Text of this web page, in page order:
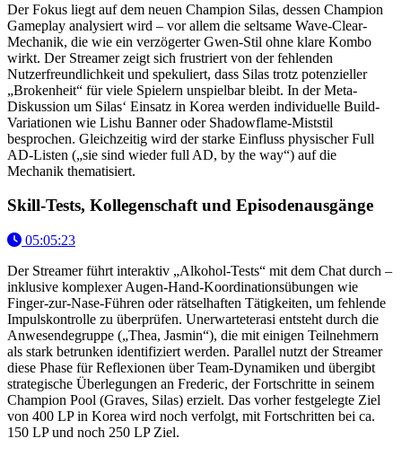
Der Fokus liegt auf dem neuen Champion Silas, dessen Champion
Gameplay analysiert wird – vor allem die seltsame Wave-Clear-
Mechanik, die wie ein verzögerter Gwen-Stil ohne klare Kombo
wirkt. Der Streamer zeigt sich frustriert von der fehlenden
Nutzerfreundlichkeit und spekuliert, dass Silas trotz potenzieller
„Brokenheit“ für viele Spielern unspielbar bleibt. In der Meta-
Diskussion um Silas‘ Einsatz in Korea werden individuelle Build-
Variationen wie Lishu Banner oder Shadowflame-Miststil
besprochen. Gleichzeitig wird der starke Einfluss physischer Full
AD-Listen („sie sind wieder full AD, by the way“) auf die
Mechanik thematisiert.
Skill-Tests, Kollegenschaft und Episodenausgänge
05:05:23
Der Streamer führt interaktiv „Alkohol-Tests“ mit dem Chat durch –
inklusive komplexer Augen-Hand-Koordinationsübungen wie
Finger-zur-Nase-Führen oder rätselhaften Tätigkeiten, um fehlende
Impulskontrolle zu überprüfen. Unerwarteterasi entsteht durch die
Anwesendegruppe („Thea, Jasmin“), die mit einigen Teilnehmern
als stark betrunken identifiziert werden. Parallel nutzt der Streamer
diese Phase für Reflexionen über Team-Dynamiken und übergibt
strategische Überlegungen an Frederic, der Fortschritte in seinem
Champion Pool (Graves, Silas) erzielt. Das vorher festgelegte Ziel
von 400 LP in Korea wird noch verfolgt, mit Fortschritten bei ca.
150 LP und noch 250 LP Ziel.